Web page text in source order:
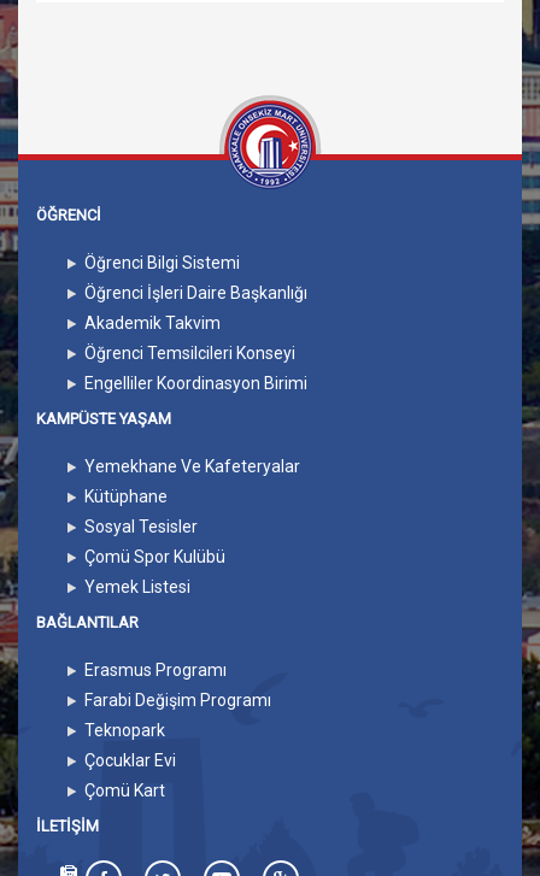
ÖĞRENCİ
Öğrenci Bilgi Sistemi
Öğrenci İşleri Daire Başkanlığı
Akademik Takvim
Öğrenci Temsilcileri Konseyi
Engelliler Koordinasyon Birimi
KAMPÜSTE YAŞAM
Yemekhane Ve Kafeteryalar
Kütüphane
Sosyal Tesisler
Çomü Spor Kulübü
Yemek Listesi
BAĞLANTILAR
Erasmus Programı
Farabi Değişim Programı
Teknopark
Çocuklar Evi
Çomü Kart
İLETIŞIM